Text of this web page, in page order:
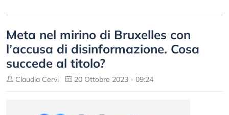
Meta nel mirino di Bruxelles con
l’accusa di disinformazione. Cosa
succede al titolo?
Claudia Cervi 20 Ottobre 2023 - 09:24